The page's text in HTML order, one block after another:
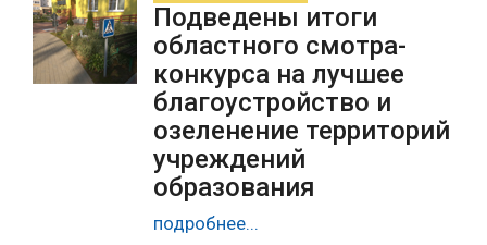
Подведены итоги
областного смотра-
конкурса на лучшее
благоустройство и
озеленение территорий
учреждений
образования
подробнее...